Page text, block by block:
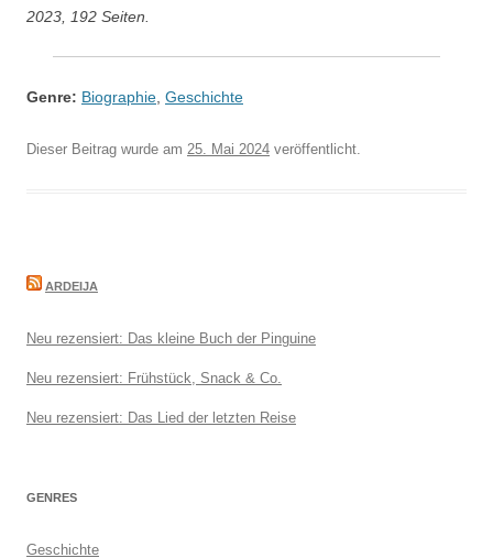
2023, 192 Seiten.
Genre: Biographie Geschichte
Dieser Beitrag wurde am 25. Mai 2024 veröffentlicht.
ARDEIJA
Neu rezensiert: Das kleine Buch der Pinguine
Neu rezensiert: Frühstück, Snack & Co.
Neu rezensiert: Das Lied der letzten Reise
GENRES
Geschichte